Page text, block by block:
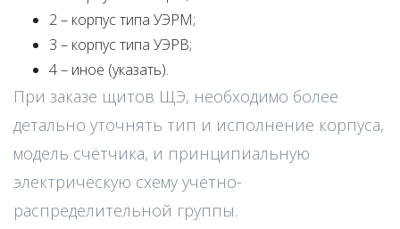
2 – корпус типа УЭРМ;
3 – корпус типа УЭРВ;
4 – иное (указать).
При заказе щитов ЩЭ, необходимо более
детально уточнять тип и исполнение корпуса,
модель счётчика, и принципиальную
электрическую схему учётно-
распределительной группы.